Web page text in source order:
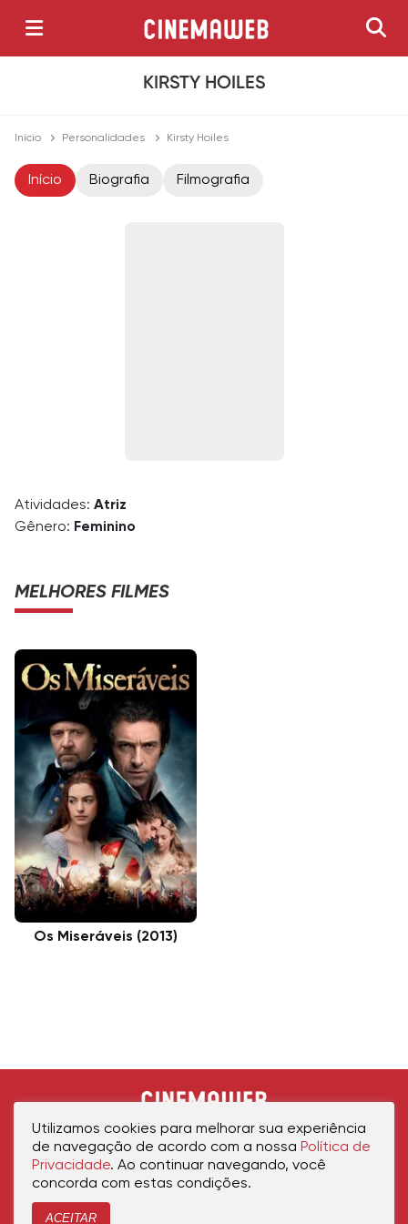
KIRSTY HOILES
Início Personalidades Kirsty Hoiles
Início Biografia Filmografia
Atividades: Atriz
Gênero: Feminino
MELHORES FILMES
Os Miseráveis (2013)
Utilizamos cookies para melhorar sua experiência
de navegação de acordo com a nossa Política de
Privacidade. Ao continuar navegando, você
concorda com estas condições.
ACEITAR